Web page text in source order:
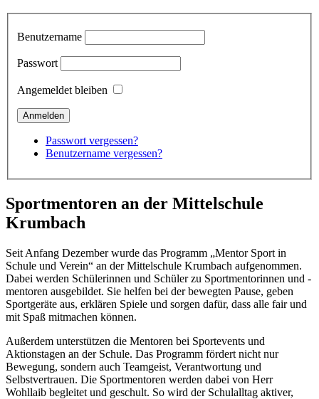
Benutzername
Passwort
Angemeldet bleiben
Passwort vergessen?
Benutzername vergessen?
Sportmentoren an der Mittelschule
Krumbach
Seit Anfang Dezember wurde das Programm „Mentor Sport in
Schule und Verein“ an der Mittelschule Krumbach aufgenommen.
Dabei werden Schülerinnen und Schüler zu Sportmentorinnen und -
mentoren ausgebildet. Sie helfen bei der bewegten Pause, geben
Sportgeräte aus, erklären Spiele und sorgen dafür, dass alle fair und
mit Spaß mitmachen können.
Außerdem unterstützen die Mentoren bei Sportevents und
Aktionstagen an der Schule. Das Programm fördert nicht nur
Bewegung, sondern auch Teamgeist, Verantwortung und
Selbstvertrauen. Die Sportmentoren werden dabei von Herr
Wohllaib begleitet und geschult. So wird der Schulalltag aktiver,